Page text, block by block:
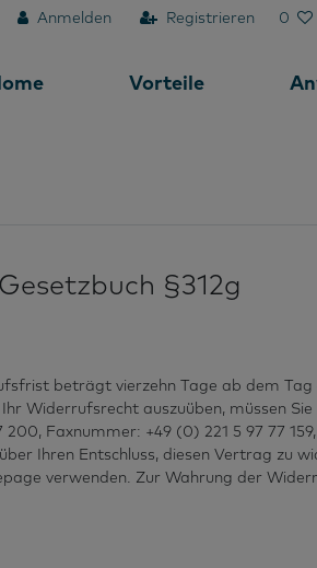
Anmelden Registrieren 0
Vorteile
§312g
beträgt vierzehn Tage ab dem Tag
Widerrufsrecht auszuüben, müssen Sie
Faxnummer: +49 (0) 221 5 97 77
Ihren Entschluss, diesen Vertrag zu
verwenden. Zur Wahrung der